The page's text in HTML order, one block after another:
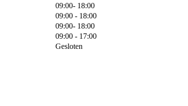
09:00- 18:00
09:00 - 18:00
09:00- 18:00
09:00 - 17:00
Gesloten